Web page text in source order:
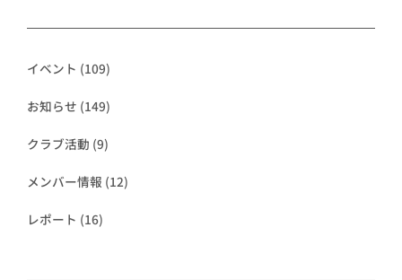
イベント (109)
お知らせ (149)
クラブ活動 (9)
メンバー情報 (12)
レポート (16)